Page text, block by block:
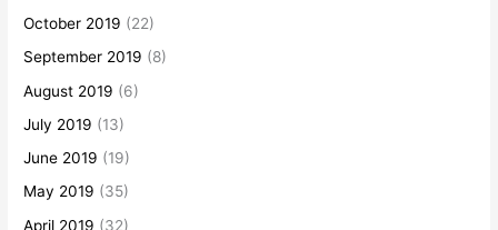
October 2019 (22)
September 2019 (8)
August 2019 (6)
July 2019 (13)
June 2019 (19)
May 2019 (35)
April 2019 (32)